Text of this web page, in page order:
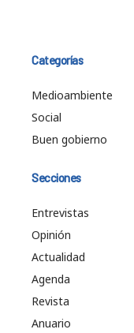
Categorías
Medioambiente
Social
Buen gobierno
Secciones
Entrevistas
Opinión
Actualidad
Agenda
Revista
Anuario